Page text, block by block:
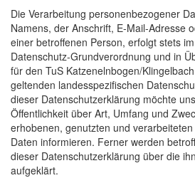
Die Verarbeitung personenbezogener
Namens, der Anschrift, E-Mail-Adresse
einer betroffenen Person, erfolgt stets
Datenschutz-Grundverordnung und in
für den TuS Katzenelnbogen/
geltenden landesspezifischen
dieser Datenschutzerklärung möchte
Öffentlichkeit über Art, Umfang und
erhobenen, genutzten und
Daten informieren. Ferner werden
dieser Datenschutzerklärung über die
aufgeklärt.